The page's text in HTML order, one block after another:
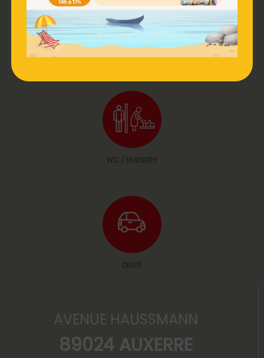
PHOTOMATON
AVENUE HAUSSMANN
89024 AUXERRE